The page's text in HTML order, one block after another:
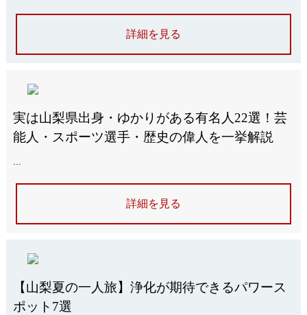
詳細を見る
実は山梨県出身・ゆかりがある有名人22選！芸
能人・スポーツ選手・歴史の偉人を一挙解説
...
詳細を見る
【山梨夏の一人旅】浄化が期待できるパワース
ポット7選